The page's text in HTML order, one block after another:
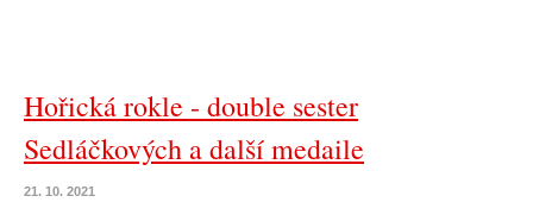
Hořická rokle - double sester
Sedláčkových a další medaile
21. 10. 2021